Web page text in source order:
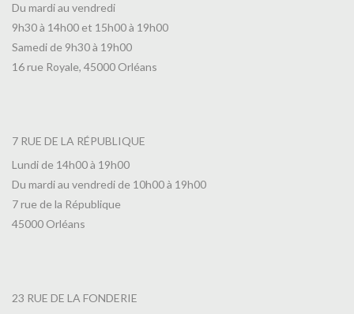
Du mardi au vendredi
9h30 à 14h00 et 15h00 à 19h00
Samedi de 9h30 à 19h00
16 rue Royale, 45000 Orléans
7 RUE DE LA RÉPUBLIQUE
Lundi de 14h00 à 19h00
Du mardi au vendredi de 10h00 à 19h00
7 rue de la République
45000 Orléans
23 RUE DE LA FONDERIE